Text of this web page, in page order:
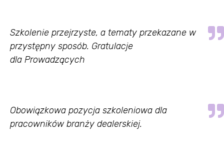
Szkolenie przejrzyste, a tematy przekazane w
przystępny sposób. Gratulacje
dla Prowadzących
Obowiązkowa pozycja szkoleniowa dla
pracowników branży dealerskiej.